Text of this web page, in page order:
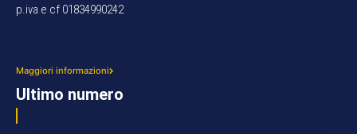
p.iva e cf 01834990242
Maggiori informazioni
Ultimo numero